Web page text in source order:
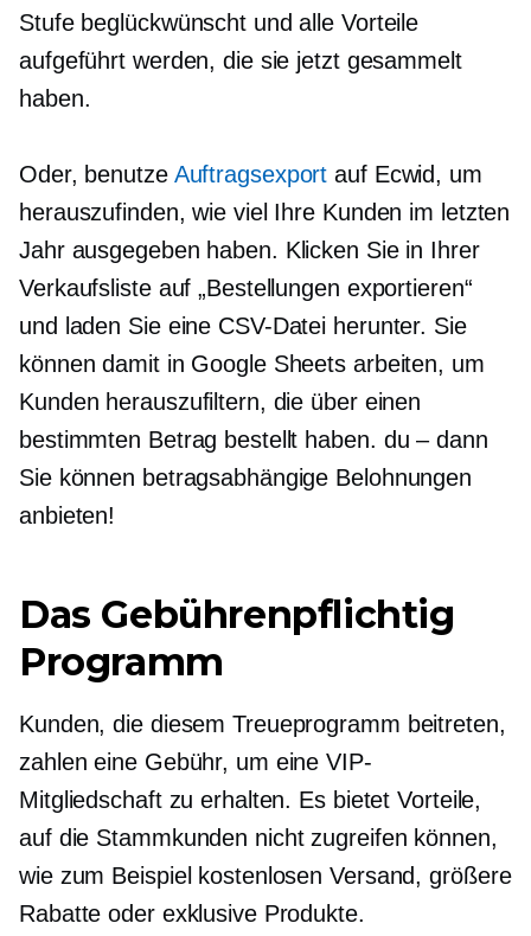
Stufe beglückwünscht und alle Vorteile
aufgeführt werden, die sie jetzt gesammelt
haben.
Oder, benutze Auftragsexport auf Ecwid, um
herauszufinden, wie viel Ihre Kunden im letzten
Jahr ausgegeben haben. Klicken Sie in Ihrer
Verkaufsliste auf „Bestellungen exportieren“
und laden Sie eine CSV-Datei herunter. Sie
können damit in Google Sheets arbeiten, um
Kunden herauszufiltern, die über einen
bestimmten Betrag bestellt haben. du – dann
Sie können betragsabhängige Belohnungen
anbieten!
Das Gebührenpflichtig
Programm
Kunden, die diesem Treueprogramm beitreten,
zahlen eine Gebühr, um eine VIP-
Mitgliedschaft zu erhalten. Es bietet Vorteile,
auf die Stammkunden nicht zugreifen können,
wie zum Beispiel kostenlosen Versand, größere
Rabatte oder exklusive Produkte.